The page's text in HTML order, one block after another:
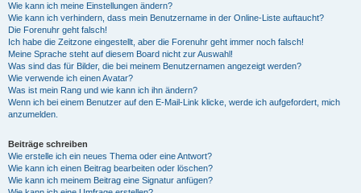
Wie kann ich meine Einstellungen ändern?
Wie kann ich verhindern, dass mein Benutzername in der Online-Liste auftaucht?
Die Forenuhr geht falsch!
Ich habe die Zeitzone eingestellt, aber die Forenuhr geht immer noch falsch!
Meine Sprache steht auf diesem Board nicht zur Auswahl!
Was sind das für Bilder, die bei meinem Benutzernamen angezeigt werden?
Wie verwende ich einen Avatar?
Was ist mein Rang und wie kann ich ihn ändern?
Wenn ich bei einem Benutzer auf den E-Mail-Link klicke, werde ich aufgefordert, mich
anzumelden.
Beiträge schreiben
Wie erstelle ich ein neues Thema oder eine Antwort?
Wie kann ich einen Beitrag bearbeiten oder löschen?
Wie kann ich meinem Beitrag eine Signatur anfügen?